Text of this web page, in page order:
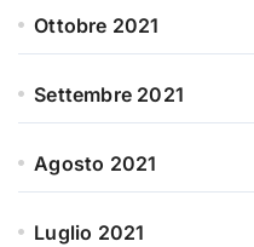
Ottobre 2021
Settembre 2021
Agosto 2021
Luglio 2021